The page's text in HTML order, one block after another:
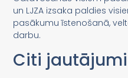
un LJZA izsaka paldies
pasākumu īstenošanā,
darbu.
Citi jautājumi